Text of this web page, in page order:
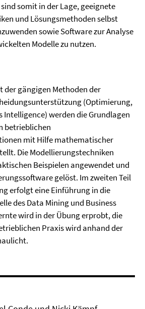
somit in der Lage, geeignete
und Lösungsmethoden selbst
sowie Software zur Analyse
Modelle zu nutzen.
der gängigen Methoden der
(Optimierung,
Intelligence) werden die Grundlagen
betrieblichen
mit Hilfe mathematischer
Die Modellierungstechniken
Beispielen angewendet und
gelöst. Im zweiten Teil
erfolgt eine Einführung in die
des Data Mining und Business
wird in der Übung erprobt, die
Praxis wird anhand der